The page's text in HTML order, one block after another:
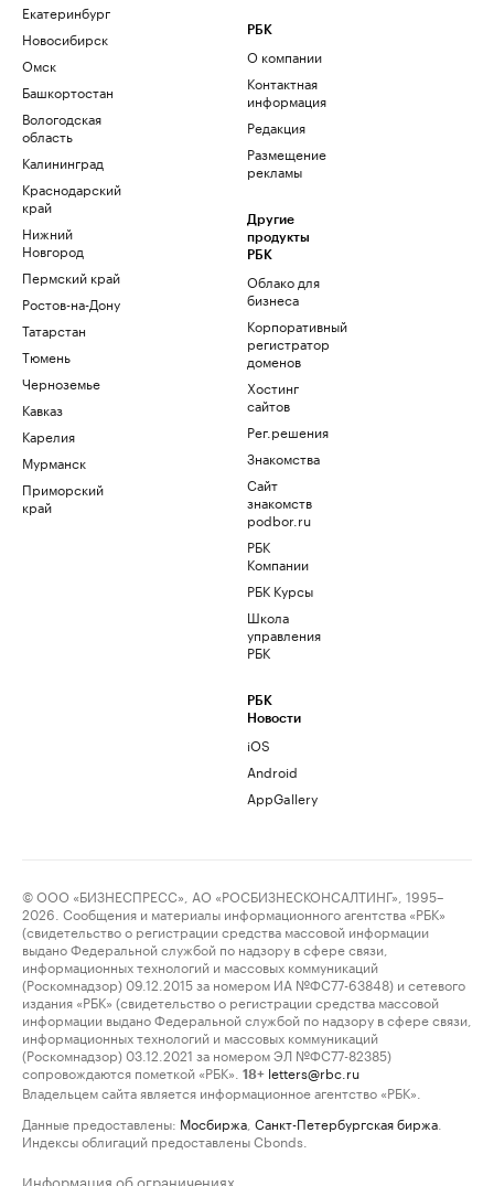
Екатеринбург
Новосибирск
Омск
Башкортостан
Вологодская
область
Калининград
Краснодарский
край
Нижний
Новгород
Пермский край
Ростов-на-Дону
Татарстан
Тюмень
Черноземье
Кавказ
Карелия
Мурманск
Приморский
край
РБК
О компании
Контактная
информация
Редакция
Размещение
рекламы
Другие
продукты
РБК
Облако для
бизнеса
Корпоративный
регистратор
доменов
Хостинг
сайтов
Рег.решения
Знакомства
Сайт
знакомств
podbor.ru
РБК
Компании
РБК Курсы
Школа
управления
РБК
РБК
Новости
iOS
Android
AppGallery
© ООО «БИЗНЕСПРЕСС», АО «РОСБИЗНЕСКОНСАЛТИНГ», 1995–
2026. Сообщения и материалы информационного агентства «РБК»
(свидетельство о регистрации средства массовой информации
выдано Федеральной службой по надзору в сфере связи,
информационных технологий и массовых коммуникаций
(Роскомнадзор) 09.12.2015 за номером ИА №ФС77-63848) и сетевого
издания «РБК» (свидетельство о регистрации средства массовой
информации выдано Федеральной службой по надзору в сфере связи,
информационных технологий и массовых коммуникаций
(Роскомнадзор) 03.12.2021 за номером ЭЛ №ФС77-82385)
сопровождаются пометкой «РБК».
18+ letters@rbc.ru
Владельцем сайта является информационное агентство «РБК».
Данные предоставлены: Мосбиржа Санкт-Петербургская биржа
Индексы облигаций предоставлены Cbonds.
Информация об ограничениях